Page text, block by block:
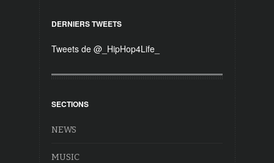
DERNIERS TWEETS
Tweets de @_HipHop4Life_
SECTIONS
NEWS
MUSIC